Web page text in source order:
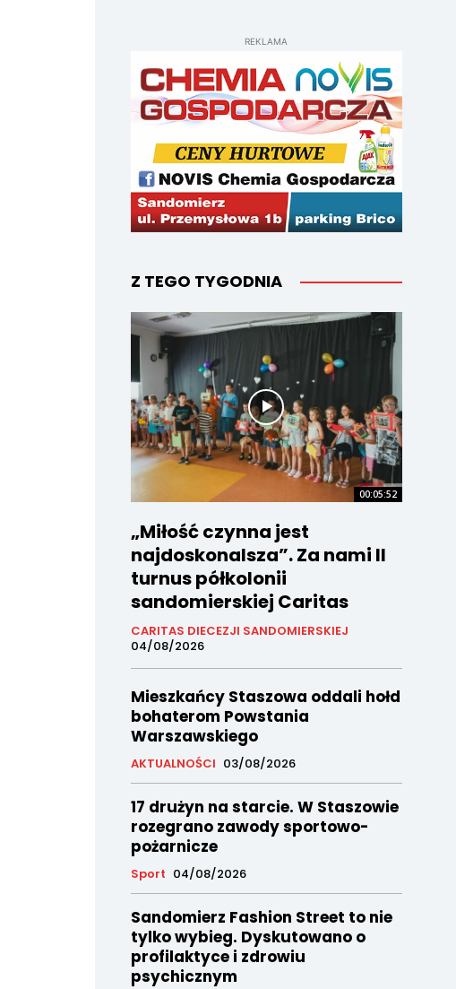
REKLAMA
Z TEGO TYGODNIA
00:05:52
„Miłość czynna jest
najdoskonalsza”. Za nami II
turnus półkolonii
sandomierskiej Caritas
CARITAS DIECEZJI SANDOMIERSKIEJ
04/08/2026
Mieszkańcy Staszowa oddali hołd
bohaterom Powstania
Warszawskiego
AKTUALNOŚCI 03/08/2026
17 drużyn na starcie. W Staszowie
rozegrano zawody sportowo-
pożarnicze
Sport 04/08/2026
Sandomierz Fashion Street to nie
tylko wybieg. Dyskutowano o
profilaktyce i zdrowiu
psychicznym